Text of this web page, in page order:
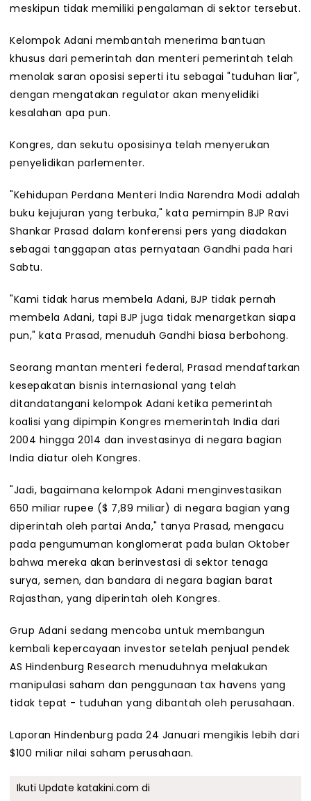
meskipun tidak memiliki pengalaman di sektor tersebut.
Kelompok Adani membantah menerima bantuan
khusus dari pemerintah dan menteri pemerintah telah
menolak saran oposisi seperti itu sebagai "tuduhan liar",
dengan mengatakan regulator akan menyelidiki
kesalahan apa pun.
Kongres, dan sekutu oposisinya telah menyerukan
penyelidikan parlementer.
"Kehidupan Perdana Menteri India Narendra Modi adalah
buku kejujuran yang terbuka," kata pemimpin BJP Ravi
Shankar Prasad dalam konferensi pers yang diadakan
sebagai tanggapan atas pernyataan Gandhi pada hari
Sabtu.
"Kami tidak harus membela Adani, BJP tidak pernah
membela Adani, tapi BJP juga tidak menargetkan siapa
pun," kata Prasad, menuduh Gandhi biasa berbohong.
Seorang mantan menteri federal, Prasad mendaftarkan
kesepakatan bisnis internasional yang telah
ditandatangani kelompok Adani ketika pemerintah
koalisi yang dipimpin Kongres memerintah India dari
2004 hingga 2014 dan investasinya di negara bagian
India diatur oleh Kongres.
"Jadi, bagaimana kelompok Adani menginvestasikan
650 miliar rupee ($ 7,89 miliar) di negara bagian yang
diperintah oleh partai Anda," tanya Prasad, mengacu
pada pengumuman konglomerat pada bulan Oktober
bahwa mereka akan berinvestasi di sektor tenaga
surya, semen, dan bandara di negara bagian barat
Rajasthan, yang diperintah oleh Kongres.
Grup Adani sedang mencoba untuk membangun
kembali kepercayaan investor setelah penjual pendek
AS Hindenburg Research menuduhnya melakukan
manipulasi saham dan penggunaan tax havens yang
tidak tepat - tuduhan yang dibantah oleh perusahaan.
Laporan Hindenburg pada 24 Januari mengikis lebih dari
$100 miliar nilai saham perusahaan.
Ikuti Update katakini.com di